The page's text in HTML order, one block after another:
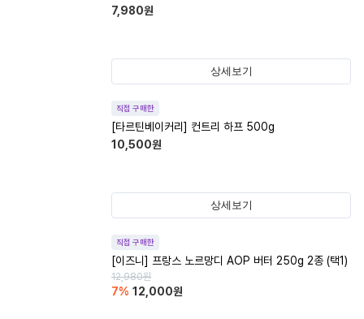
7,980원
상세보기
직접 구매한
[타르틴베이커리] 컨트리 하프 500g
10,500원
상세보기
직접 구매한
[이즈니] 프랑스 노르망디 AOP 버터 250g 2종 (택1)
12,980원
7% 12,000원